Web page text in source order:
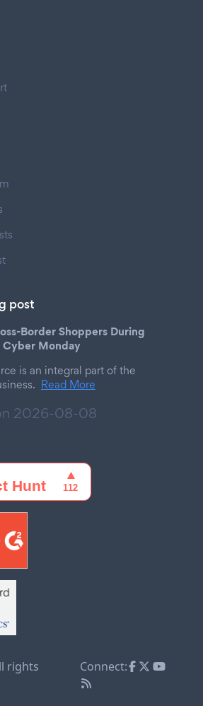
post
Border Shoppers During
Cyber Monday
is an integral part of the
Read More
2026-08-08
rights
Connect: